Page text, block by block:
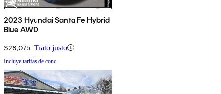
2023 Hyundai Santa Fe Hybrid
Blue AWD
$28,075 Trato justo
Incluye tarifas de conc.